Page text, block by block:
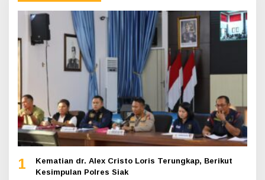
1
Kematian dr. Alex Cristo Loris Terungkap, Berikut
Kesimpulan Polres Siak